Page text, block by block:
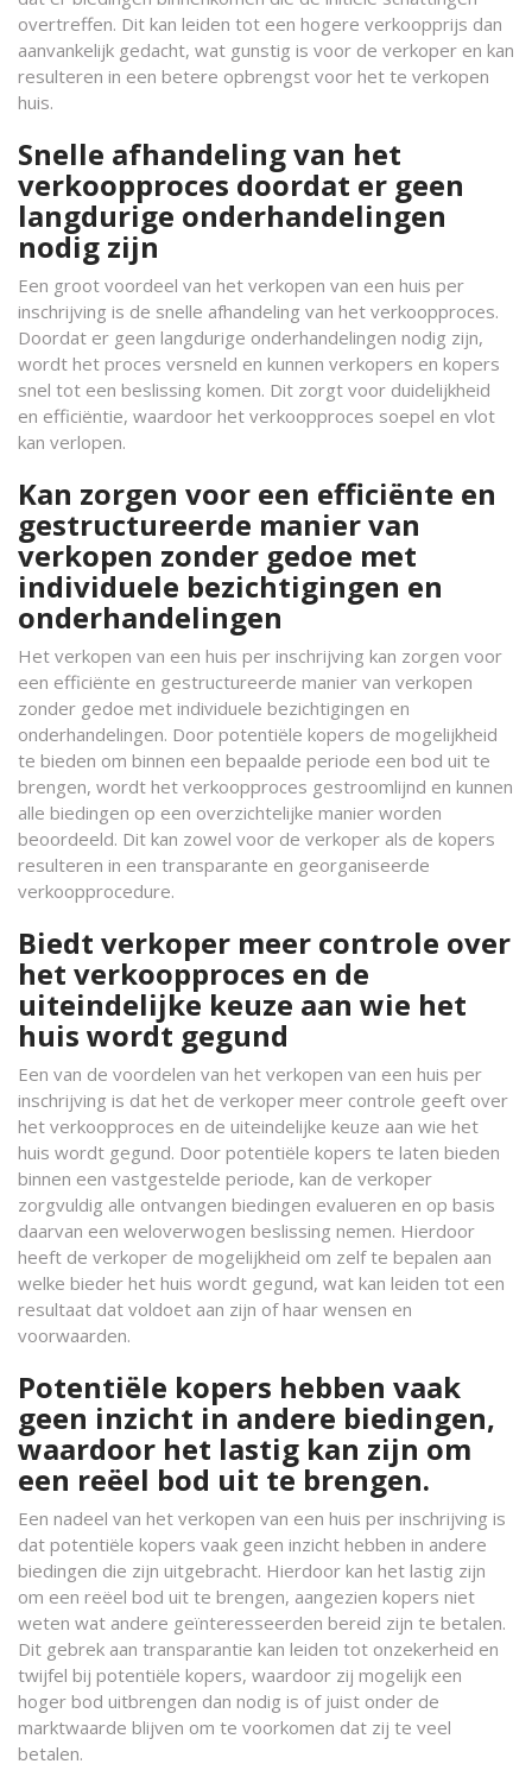
overtreffen. Dit kan leiden tot een hogere verkoopprijs dan
aanvankelijk gedacht, wat gunstig is voor de verkoper en kan
resulteren in een betere opbrengst voor het te verkopen
huis.
Snelle afhandeling van het
verkoopproces doordat er geen
langdurige onderhandelingen
nodig zijn
Een groot voordeel van het verkopen van een huis per
inschrijving is de snelle afhandeling van het verkoopproces.
Doordat er geen langdurige onderhandelingen nodig zijn,
wordt het proces versneld en kunnen verkopers en kopers
snel tot een beslissing komen. Dit zorgt voor duidelijkheid
en efficiëntie, waardoor het verkoopproces soepel en vlot
kan verlopen.
Kan zorgen voor een efficiënte en
gestructureerde manier van
verkopen zonder gedoe met
individuele bezichtigingen en
onderhandelingen
Het verkopen van een huis per inschrijving kan zorgen voor
een efficiënte en gestructureerde manier van verkopen
zonder gedoe met individuele bezichtigingen en
onderhandelingen. Door potentiële kopers de mogelijkheid
te bieden om binnen een bepaalde periode een bod uit te
brengen, wordt het verkoopproces gestroomlijnd en kunnen
alle biedingen op een overzichtelijke manier worden
beoordeeld. Dit kan zowel voor de verkoper als de kopers
resulteren in een transparante en georganiseerde
verkoopprocedure.
Biedt verkoper meer controle over
het verkoopproces en de
uiteindelijke keuze aan wie het
huis wordt gegund
Een van de voordelen van het verkopen van een huis per
inschrijving is dat het de verkoper meer controle geeft over
het verkoopproces en de uiteindelijke keuze aan wie het
huis wordt gegund. Door potentiële kopers te laten bieden
binnen een vastgestelde periode, kan de verkoper
zorgvuldig alle ontvangen biedingen evalueren en op basis
daarvan een weloverwogen beslissing nemen. Hierdoor
heeft de verkoper de mogelijkheid om zelf te bepalen aan
welke bieder het huis wordt gegund, wat kan leiden tot een
resultaat dat voldoet aan zijn of haar wensen en
voorwaarden.
Potentiële kopers hebben vaak
geen inzicht in andere biedingen,
waardoor het lastig kan zijn om
een reëel bod uit te brengen.
Een nadeel van het verkopen van een huis per inschrijving is
dat potentiële kopers vaak geen inzicht hebben in andere
biedingen die zijn uitgebracht. Hierdoor kan het lastig zijn
om een reëel bod uit te brengen, aangezien kopers niet
weten wat andere geïnteresseerden bereid zijn te betalen.
Dit gebrek aan transparantie kan leiden tot onzekerheid en
twijfel bij potentiële kopers, waardoor zij mogelijk een
hoger bod uitbrengen dan nodig is of juist onder de
marktwaarde blijven om te voorkomen dat zij te veel
betalen.